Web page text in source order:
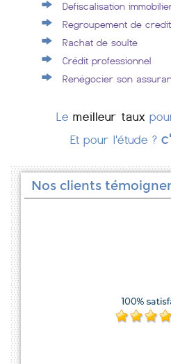
Defiscalisation
Regroupement de credit
Rachat de soulte
Crédit professionnel
Renégocier son
Le meilleur taux
Et pour l'étude ?
Nos clients